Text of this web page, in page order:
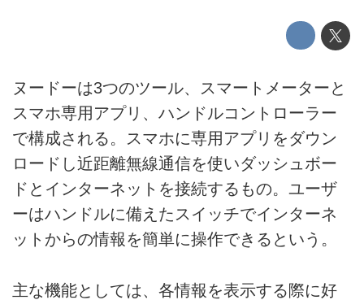
ヌードーは3つのツール、スマートメーターと
スマホ専用アプリ、ハンドルコントローラー
で構成される。スマホに専用アプリをダウン
ロードし近距離無線通信を使いダッシュボー
ドとインターネットを接続するもの。ユーザ
ーはハンドルに備えたスイッチでインターネ
ットからの情報を簡単に操作できるという。
主な機能としては、各情報を表示する際に好